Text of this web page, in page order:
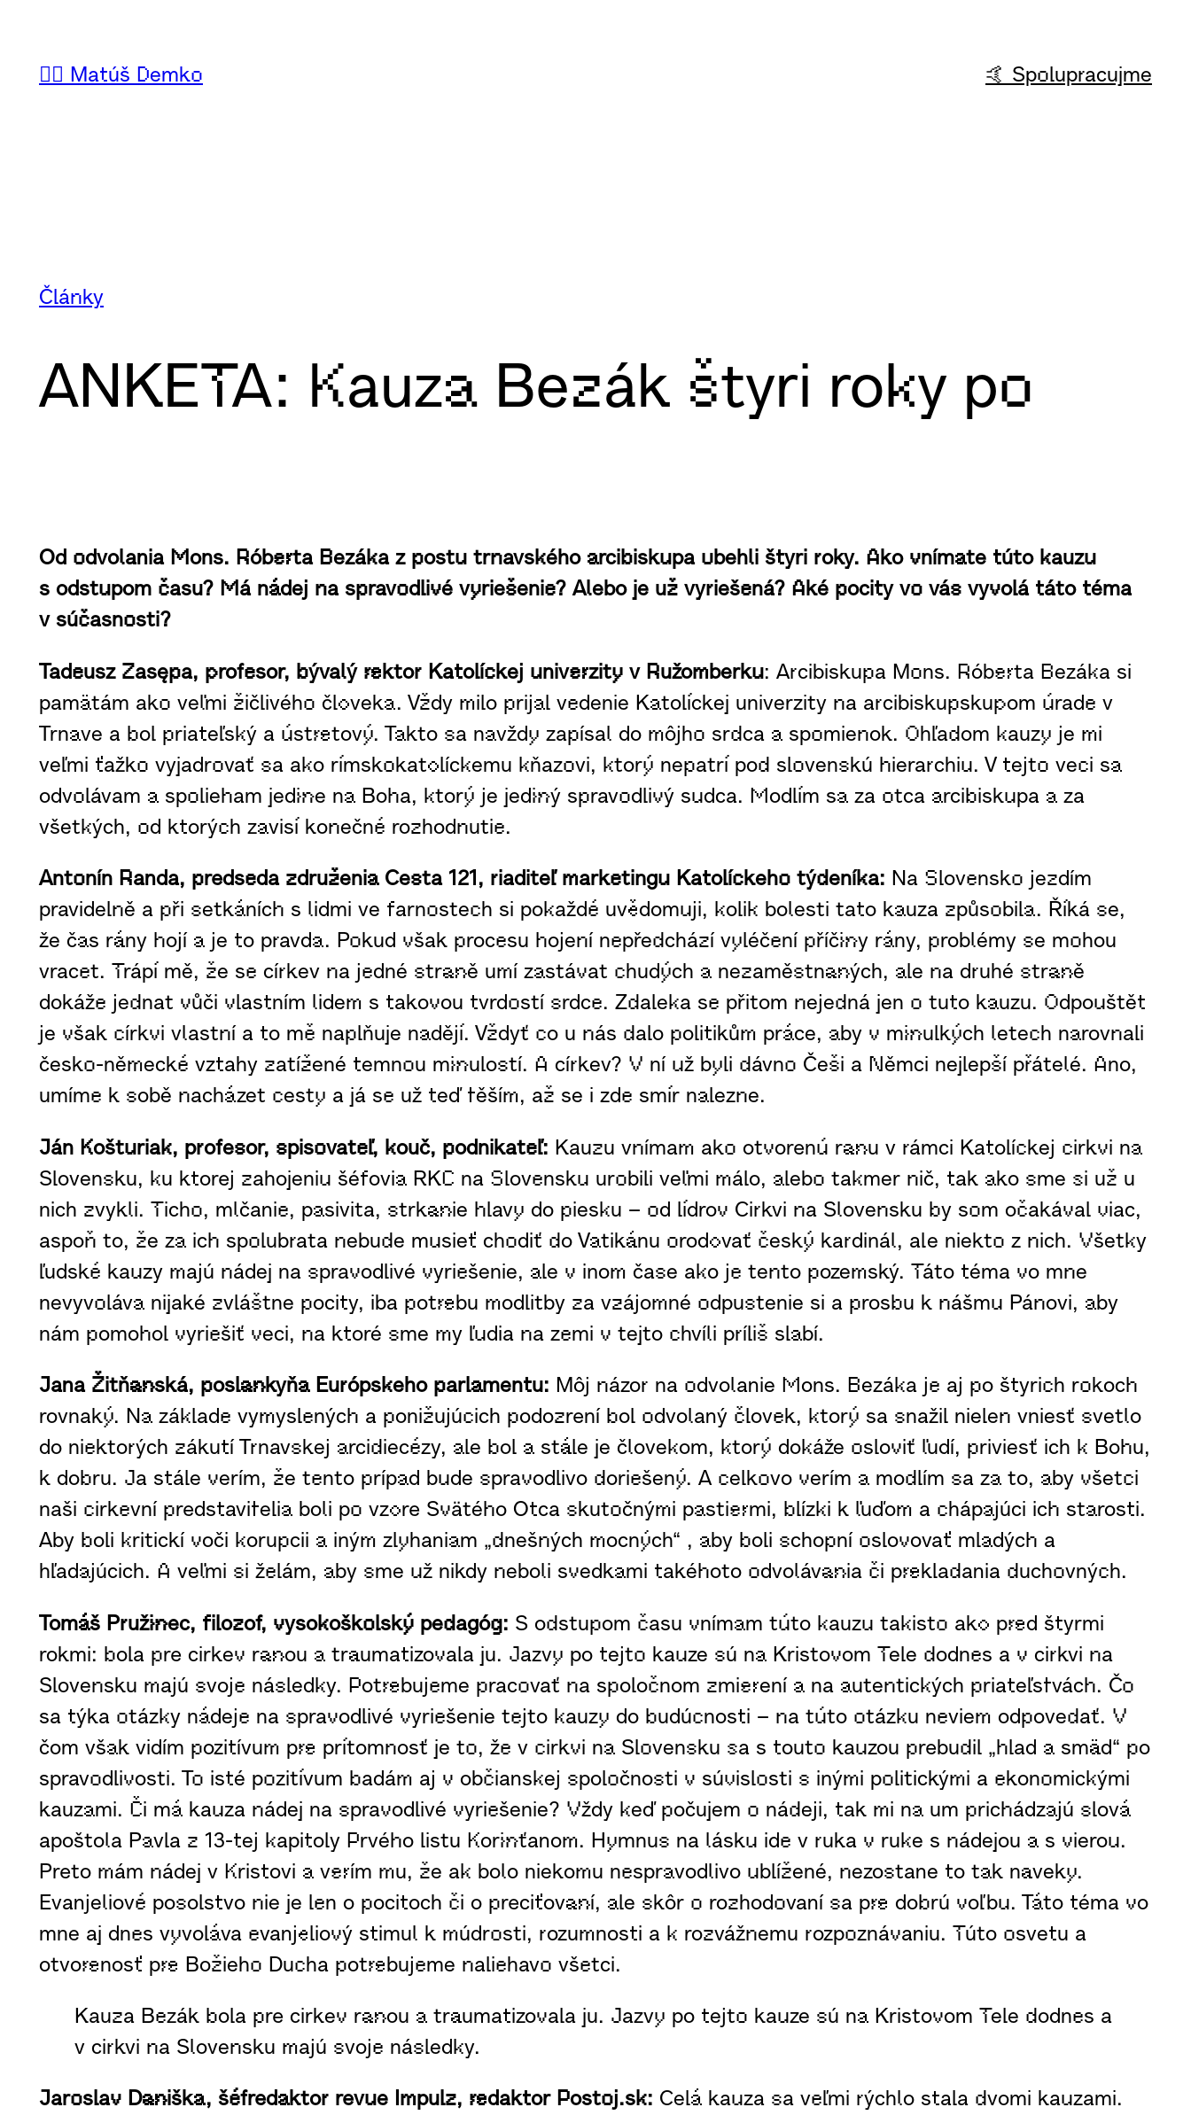
obsah🙋‍♂️ Matúš Demko 🤙 Spolupracujme
Články
ANKETA: Kauza Bezák štyri roky po
Od odvolania Mons. Róberta Bezáka z postu trnavského arcibiskupa ubehli štyri roky. Ako vnímate túto kauzu
s odstupom času? Má nádej na spravodlivé vyriešenie? Alebo je už vyriešená? Aké pocity vo vás vyvolá táto téma
v súčasnosti?
Tadeusz Zasępa, profesor, bývalý rektor Katolíckej univerzity v Ružomberku: Arcibiskupa Mons. Róberta Bezáka si
pamätám ako veľmi žičlivého človeka. Vždy milo prijal vedenie Katolíckej univerzity na arcibiskupskupom úrade v
Trnave a bol priateľský a ústretový. Takto sa navždy zapísal do môjho srdca a spomienok. Ohľadom kauzy je mi
veľmi ťažko vyjadrovať sa ako rímskokatolíckemu kňazovi, ktorý nepatrí pod slovenskú hierarchiu. V tejto veci sa
odvolávam a spolieham jedine na Boha, ktorý je jediný spravodlivý sudca. Modlím sa za otca arcibiskupa a za
všetkých, od ktorých zavisí konečné rozhodnutie.
Antonín Randa, predseda združenia Cesta 121, riaditeľ marketingu Katolíckeho týdeníka: Na Slovensko jezdím
pravidelně a při setkáních s lidmi ve farnostech si pokaždé uvědomuji, kolik bolesti tato kauza způsobila. Říká se,
že čas rány hojí a je to pravda. Pokud však procesu hojení nepředchází vyléčení příčiny rány, problémy se mohou
vracet. Trápí mě, že se církev na jedné straně umí zastávat chudých a nezaměstnaných, ale na druhé straně
dokáže jednat vůči vlastním lidem s takovou tvrdostí srdce. Zdaleka se přitom nejedná jen o tuto kauzu. Odpouštět
je však církvi vlastní a to mě naplňuje nadějí. Vždyť co u nás dalo politikům práce, aby v minulkých letech narovnali
česko-německé vztahy zatížené temnou minulostí. A církev? V ní už byli dávno Češi a Němci nejlepší přátelé. Ano,
umíme k sobě nacházet cesty a já se už teď těším, až se i zde smír nalezne.
Ján Košturiak, profesor, spisovateľ, kouč, podnikateľ: Kauzu vnímam ako otvorenú ranu v rámci Katolíckej cirkvi na
Slovensku, ku ktorej zahojeniu šéfovia RKC na Slovensku urobili veľmi málo, alebo takmer nič, tak ako sme si už u
nich zvykli. Ticho, mlčanie, pasivita, strkanie hlavy do piesku – od lídrov Cirkvi na Slovensku by som očakával viac,
aspoň to, že za ich spolubrata nebude musieť chodiť do Vatikánu orodovať český kardinál, ale niekto z nich. Všetky
ľudské kauzy majú nádej na spravodlivé vyriešenie, ale v inom čase ako je tento pozemský. Táto téma vo mne
nevyvoláva nijaké zvláštne pocity, iba potrebu modlitby za vzájomné odpustenie si a prosbu k nášmu Pánovi, aby
nám pomohol vyriešiť veci, na ktoré sme my ľudia na zemi v tejto chvíli príliš slabí.
Jana Žitňanská, poslankyňa Európskeho parlamentu: Môj názor na odvolanie Mons. Bezáka je aj po štyrich rokoch
rovnaký. Na základe vymyslených a ponižujúcich podozrení bol odvolaný človek, ktorý sa snažil nielen vniesť svetlo
do niektorých zákutí Trnavskej arcidiecézy, ale bol a stále je človekom, ktorý dokáže osloviť ľudí, priviesť ich k Bohu,
k dobru. Ja stále verím, že tento prípad bude spravodlivo doriešený. A celkovo verím a modlím sa za to, aby všetci
naši cirkevní predstavitelia boli po vzore Svätého Otca skutočnými pastiermi, blízki k ľuďom a chápajúci ich starosti.
Aby boli kritickí voči korupcii a iným zlyhaniam „dnešných mocných“ , aby boli schopní oslovovať mladých a
hľadajúcich. A veľmi si želám, aby sme už nikdy neboli svedkami takéhoto odvolávania či prekladania duchovných.
Tomáš Pružinec, filozof, vysokoškolský pedagóg: S odstupom času vnímam túto kauzu takisto ako pred štyrmi
rokmi: bola pre cirkev ranou a traumatizovala ju. Jazvy po tejto kauze sú na Kristovom Tele dodnes a v cirkvi na
Slovensku majú svoje následky. Potrebujeme pracovať na spoločnom zmierení a na autentických priateľstvách. Čo
sa týka otázky nádeje na spravodlivé vyriešenie tejto kauzy do budúcnosti – na túto otázku neviem odpovedať. V
čom však vidím pozitívum pre prítomnosť je to, že v cirkvi na Slovensku sa s touto kauzou prebudil „hlad a smäd“ po
spravodlivosti. To isté pozitívum badám aj v občianskej spoločnosti v súvislosti s inými politickými a ekonomickými
kauzami. Či má kauza nádej na spravodlivé vyriešenie? Vždy keď počujem o nádeji, tak mi na um prichádzajú slová
apoštola Pavla z 13-tej kapitoly Prvého listu Korinťanom. Hymnus na lásku ide v ruka v ruke s nádejou a s vierou.
Preto mám nádej v Kristovi a verím mu, že ak bolo niekomu nespravodlivo ublížené, nezostane to tak naveky.
Evanjeliové posolstvo nie je len o pocitoch či o preciťovaní, ale skôr o rozhodovaní sa pre dobrú voľbu. Táto téma vo
mne aj dnes vyvoláva evanjeliový stimul k múdrosti, rozumnosti a k rozvážnemu rozpoznávaniu. Túto osvetu a
otvorenosť pre Božieho Ducha potrebujeme naliehavo všetci.
Kauza Bezák bola pre cirkev ranou a traumatizovala ju. Jazvy po tejto kauze sú na Kristovom Tele dodnes a
v cirkvi na Slovensku majú svoje následky.
Jaroslav Daniška, šéfredaktor revue Impulz, redaktor Postoj.sk: Celá kauza sa veľmi rýchlo stala dvomi kauzami.